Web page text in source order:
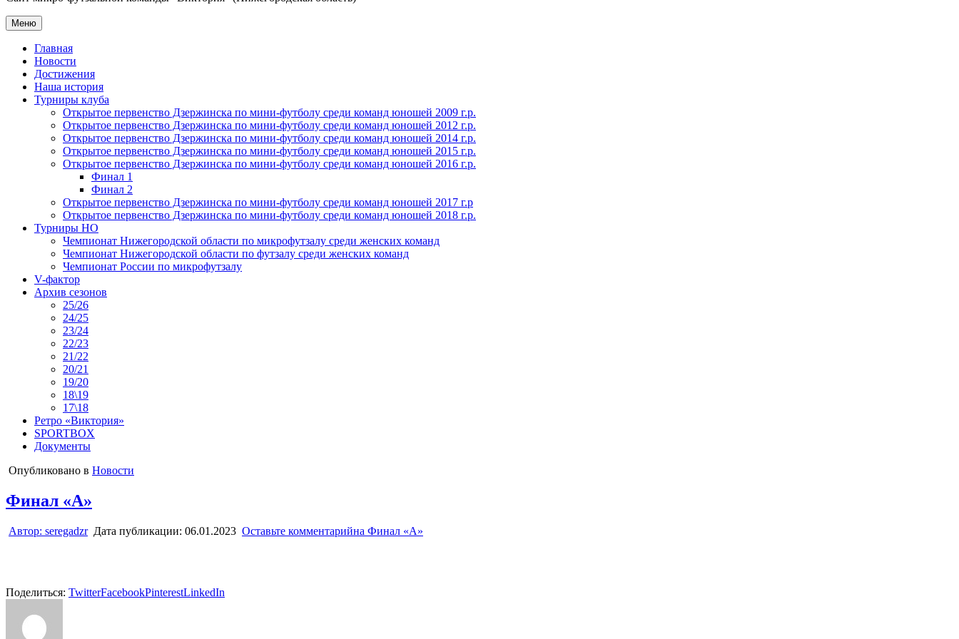
Меню
Главная
Новости
Достижения
Наша история
Турниры клуба
Открытое первенство Дзержинска по мини-футболу среди команд юношей 2009 г.р.
Открытое первенство Дзержинска по мини-футболу среди команд юношей 2012 г.р.
Открытое первенство Дзержинска по мини-футболу среди команд юношей 2014 г.р.
Открытое первенство Дзержинска по мини-футболу среди команд юношей 2015 г.р.
Открытое первенство Дзержинска по мини-футболу среди команд юношей 2016 г.р.
Финал 1
Финал 2
Открытое первенство Дзержинска по мини-футболу среди команд юношей 2017 г.р
Открытое первенство Дзержинска по мини-футболу среди команд юношей 2018 г.р.
Турниры НО
Чемпионат Нижегородской области по микрофутзалу среди женских команд
Чемпионат Нижегородской области по футзалу среди женских команд
Чемпионат России по микрофутзалу
V-фактор
Архив сезонов
25/26
24/25
23/24
22/23
21/22
20/21
19/20
18\19
17\18
Ретро «Виктория»
SPORTBOX
Документы
Опубликовано в Новости
Финал «А»
Автор: seregadzr Дата публикации: 06.01.2023 Оставьте комментарийна Финал «А»
Поделиться: TwitterFacebookPinterestLinkedIn